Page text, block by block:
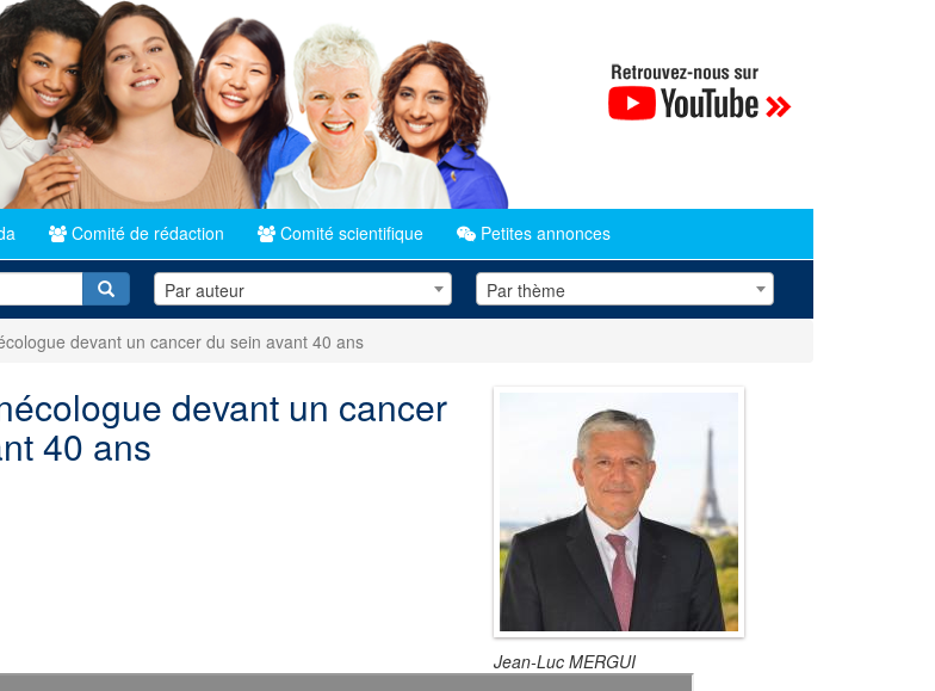
Comité de rédaction Comité scientifique Petites annonces
RecherchePar auteur Par thème
devant un cancer du sein avant 40 ans
devant un cancer
40 ans
Jean-Luc MERGUI